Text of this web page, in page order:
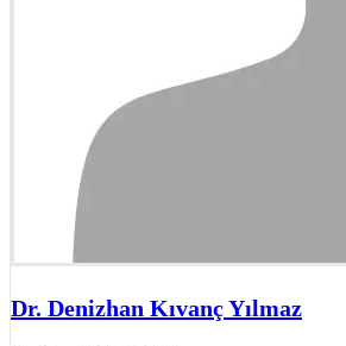
Dr. Denizhan Kıvanç Yılmaz